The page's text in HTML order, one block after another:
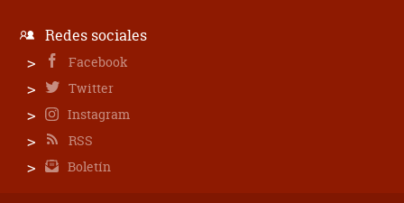
Redes sociales
Facebook
Twitter
Instagram
RSS
Boletín